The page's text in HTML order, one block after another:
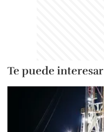
Te puede interesar